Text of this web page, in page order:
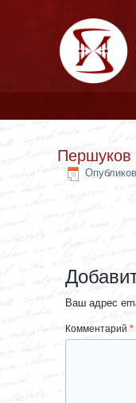
Першуков
Ваш адрес
Комментарий *